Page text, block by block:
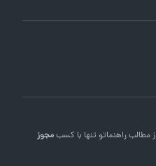
راهنماتو تنها با کسبمجوز